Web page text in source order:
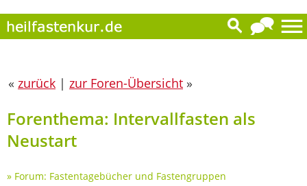
« zurück | zur Foren-Übersicht »
Forenthema: Intervallfasten als
Neustart
» Forum: Fastentagebücher und Fastengruppen